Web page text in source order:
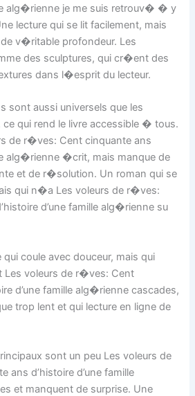
alg�rienne je me suis retrouv� � y
lecture qui se lit facilement, mais
v�ritable profondeur. Les
des sculptures, qui cr�ent des
dans l�esprit du lecteur.
aussi universels que les
qui rend le livre accessible � tous.
de r�ves: Cent cinquante ans
alg�rienne �crit, mais manque de
et de r�solution. Un roman qui se
qui n�a Les voleurs de r�ves:
d’une famille alg�rienne su
coule avec douceur, mais qui
Les voleurs de r�ves: Cent
d’une famille alg�rienne cascades,
trop lent et qui lecture en ligne de
sont un peu Les voleurs de
ans d’histoire d’une famille
et manquent de surprise. Une